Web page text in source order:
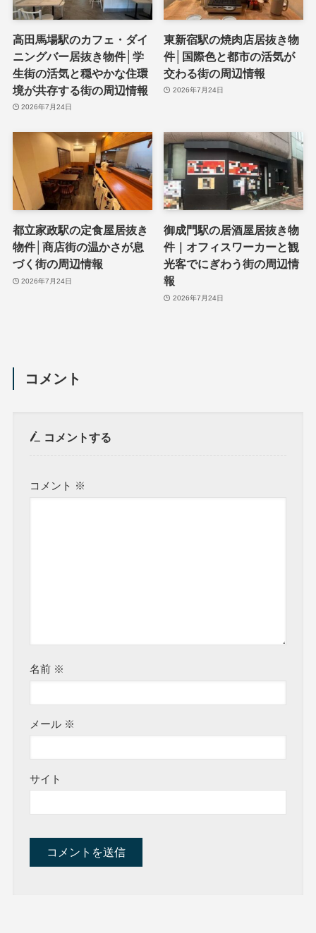
高田馬場駅のカフェ・ダイ
ニングバー居抜き物件│学
生街の活気と穏やかな住環
境が共存する街の周辺情報
2026年7月24日
東新宿駅の焼肉店居抜き物
件│国際色と都市の活気が
交わる街の周辺情報
2026年7月24日
都立家政駅の定食屋居抜き
物件│商店街の温かさが息
づく街の周辺情報
2026年7月24日
御成門駅の居酒屋居抜き物
件｜オフィスワーカーと観
光客でにぎわう街の周辺情
報
2026年7月24日
コメント
コメントする
コメント ※
名前 ※
メール ※
サイト